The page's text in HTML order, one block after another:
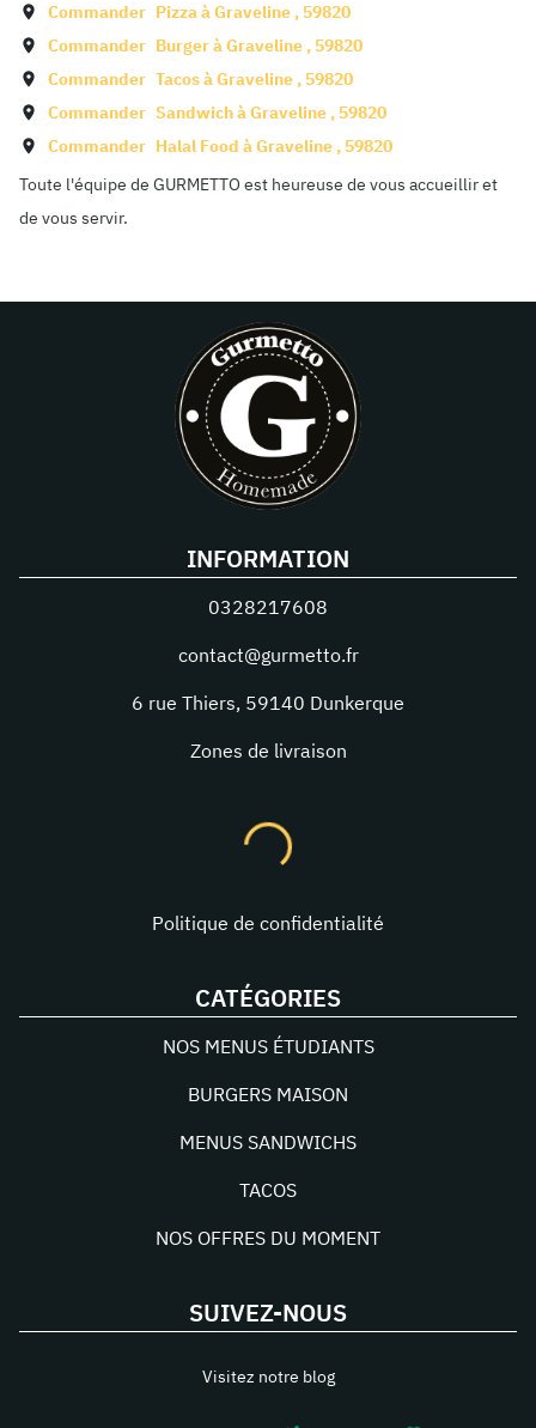
Commander Pizza àGraveline , 59820
Commander Burger àGraveline , 59820
Commander Tacos àGraveline , 59820
Commander Sandwich àGraveline , 59820
Commander Halal Food àGraveline , 59820
Toute l'équipe de GURMETTO est heureuse de vous accueillir et
de vous servir.
INFORMATION
0328217608
contact@gurmetto.fr
6 rue Thiers, 59140 Dunkerque
Zones de livraison
Politique de confidentialité
CATÉGORIES
NOS MENUS ÉTUDIANTS
BURGERS MAISON
MENUS SANDWICHS
TACOS
NOS OFFRES DU MOMENT
SUIVEZ-NOUS
Visitez notre blog